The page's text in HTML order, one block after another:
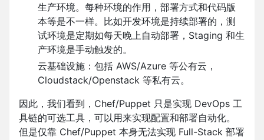
生产环境。每种环境的作用，部署方式和代码版
本等是不一样。比如开发环境是持续部署的，测
试环境是定期如每天晚上自动部署，Staging 和生
产环境是手动触发的。
云基础设施：包括 AWS/Azure 等公有云，
Cloudstack/Openstack 等私有云。
因此，我们看到，Chef/Puppet 只是实现 DevOps 工
具链的可选工具，可以用来实现配置和部署自动化。
但是仅靠 Chef/Puppet 本身无法实现 Full-Stack 部署